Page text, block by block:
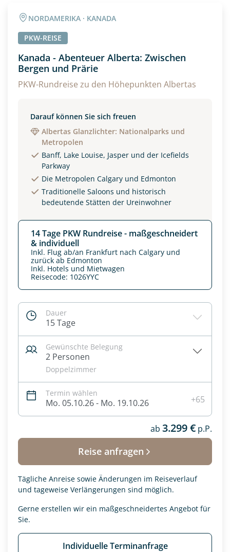
NORDAMERIKA · KANADA
PKW-REISE
Kanada - Abenteuer Alberta: Zwischen
Bergen und Prärie
PKW-Rundreise zu den Höhepunkten Albertas
Darauf können Sie sich freuen
Albertas Glanzlichter: Nationalparks und
Metropolen
Banff, Lake Louise, Jasper und der Icefields
Parkway
Die Metropolen Calgary und Edmonton
Traditionelle Saloons und historisch
bedeutende Stätten der Ureinwohner
14 Tage PKW Rundreise - maßgeschneidert
& individuell
Inkl. Flug ab/an Frankfurt nach Calgary und
zurück ab Edmonton
Inkl. Hotels und Mietwagen
Reisecode: 1026YYC
Dauer
15 Tage
Gewünschte Belegung
2 Personen
Doppelzimmer
Termin wählen
Mo. 05.10.26 - Mo. 19.10.26 +65
ab 3.299 € p.P.
Reise anfragen
Tägliche Anreise sowie Änderungen im Reiseverlauf
und tageweise Verlängerungen sind möglich.
Gerne erstellen wir ein maßgeschneidertes Angebot für
Sie.
Individuelle Terminanfrage
Alter
Unterkunft
EZ Familienzimmer
Reisebeginn
Option 1 Option 2
Weitere Informationen
Datenschutz & Transparenz ist uns sehr wichtig!
Die Anfrage wird via SSL verschlüsselt an unseren Server
Kenntnis genommen und akzeptiert haben.